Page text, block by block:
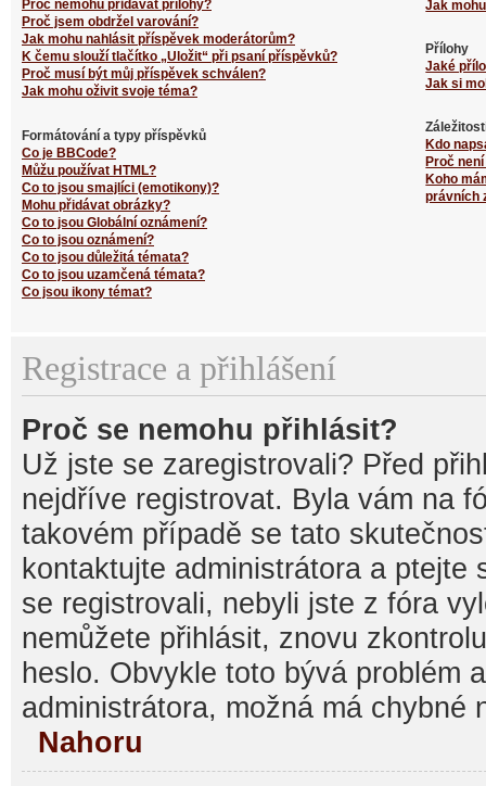
Proč nemohu přidávat přílohy?
Proč jsem obdržel varování?
Jak mohu nahlásit příspěvek moderátorům?
K čemu slouží tlačítko „Uložit“ při psaní příspěvků?
Proč musí být můj příspěvek schválen?
Jak mohu oživit svoje téma?
Formátování a typy příspěvků
Co je BBCode?
Můžu používat HTML?
Co to jsou smajlíci (emotikony)?
Mohu přidávat obrázky?
Co to jsou Globální oznámení?
Co to jsou oznámení?
Co to jsou důležitá témata?
Co to jsou uzamčená témata?
Co jsou ikony témat?
Jak
Přílohy
Jaké
Jak si
Kdo
Proč
Koho
právních
Registrace a přihlášení
Proč se nemohu přihlásit?
Už jste se zaregistrovali? Před
nejdříve registrovat. Byla vám na
takovém případě se tato
kontaktujte administrátora a ptejte
se registrovali, nebyli jste z fóra
nemůžete přihlásit, znovu
heslo. Obvykle toto bývá problém
administrátora, možná má chybné
Nahoru